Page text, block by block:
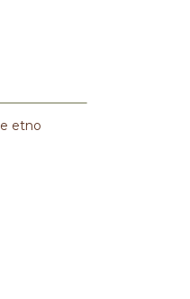
etno